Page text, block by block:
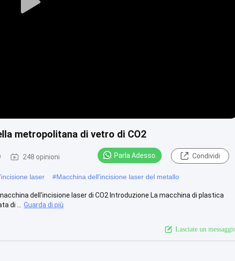
Play
metropolitana di vetro di CO2
248 opinioni Parla Adesso. Condividi
laser #Macchina dell'incisione laser del metallo
dell'incisione laser di CO2 Introduzione La macchina di plastica
di ...
Guarda di più
Lasciate un